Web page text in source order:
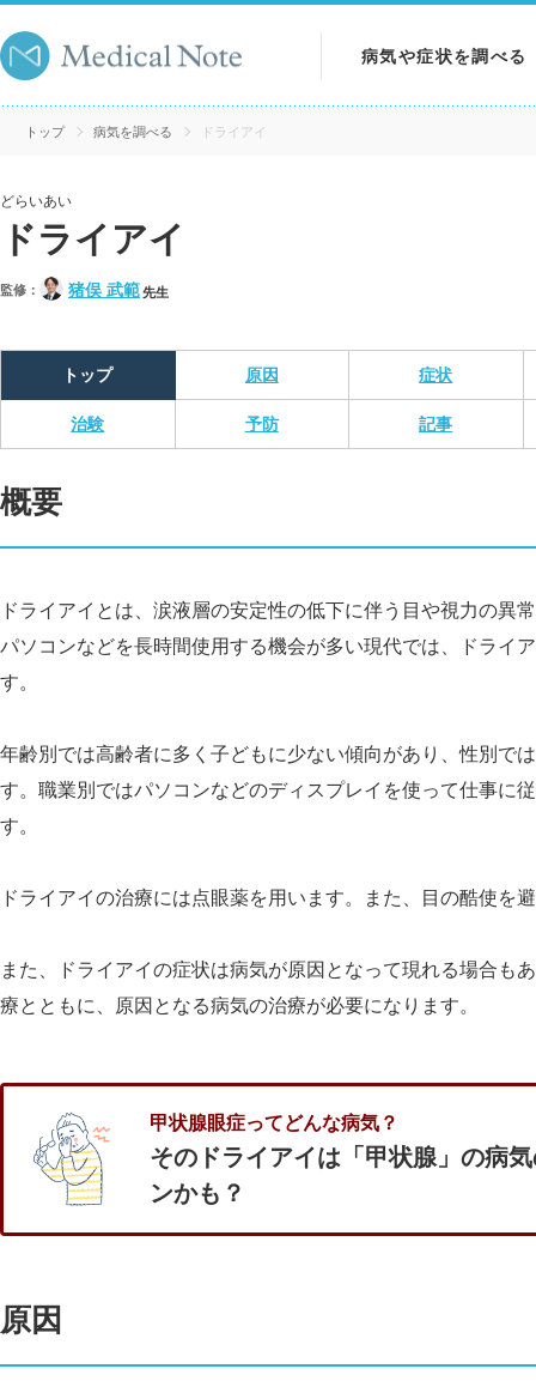
病気や症状を調べる
病気を調べる
トップ 病気を調べる ドライアイ
どらいあい
ドライアイ
監修： 猪俣 武範先生
トップ 原因 症状
治験 予防 記事
概要
ドライアイとは、涙液層の安定性の低下に伴う目や視力の異
パソコンなどを長時間使用する機会が多い現代では、ドライ
す。
年齢別では高齢者に多く子どもに少ない傾向があり、性別で
す。職業別ではパソコンなどのディスプレイを使って仕事に
す。
ドライアイの治療には点眼薬を用います。また、目の酷使を
また、ドライアイの症状は病気が原因となって現れる場合も
療とともに、原因となる病気の治療が必要になります。
甲状腺眼症ってどんな病気？
そのドライアイは「甲状腺」の病
ンかも？
原因